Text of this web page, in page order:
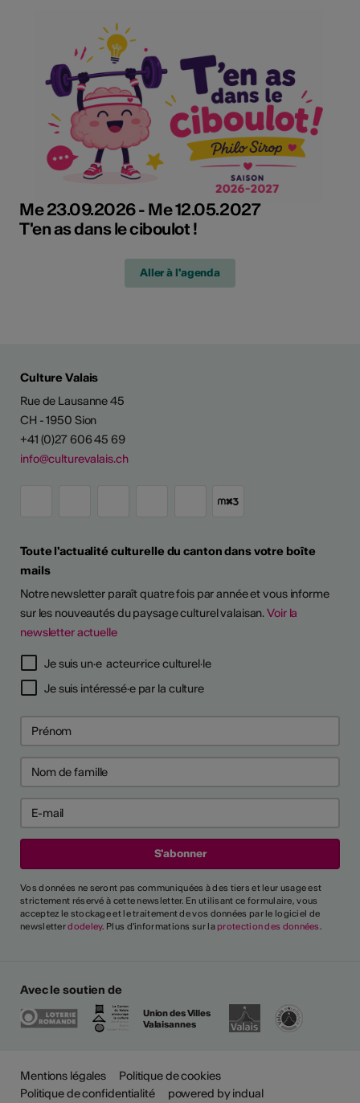
Me 23.09.2026 - Me 12.05.2027
T'en as dans le ciboulot !
Aller à l'agenda
Culture Valais
Rue de Lausanne 45
CH - 1950 Sion
+41 (0)27 606 45 69
info@culturevalais.ch
Toute l'actualité culturelle du canton dans votre boîte
mails
Notre newsletter paraît quatre fois par année et vous informe
sur les nouveautés du paysage culturel valaisan.Voir la
newsletter actuelle
Je suis un·e acteur·rice culturel·le
Je suis intéressé·e par la culture
Vos données ne seront pas communiquées à des tiers et leur usage est
strictement réservé à cette newsletter. En utilisant ce formulaire, vous
acceptez le stockage et le traitement de vos données par le logiciel de
newsletterdodeley. Plus d'informations sur la protection des données.
Avec le soutien de
Union des Villes
Valaisannes
Mentions légales
Politique de cookies
Politique de confidentialité
powered by indual